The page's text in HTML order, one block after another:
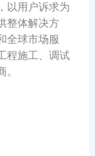
以用户诉求为
整体解决方
全球市场服
程施工、调试
。